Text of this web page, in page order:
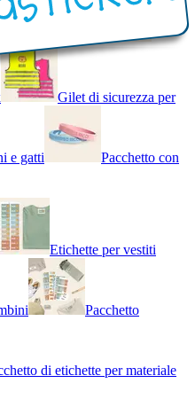
Gilet di sicurezza per
e gatti
Pacchetto con
Etichette per vestiti
Pacchetto
di etichette per materiale